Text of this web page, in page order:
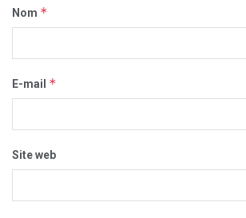
Nom *
E-mail *
Site web